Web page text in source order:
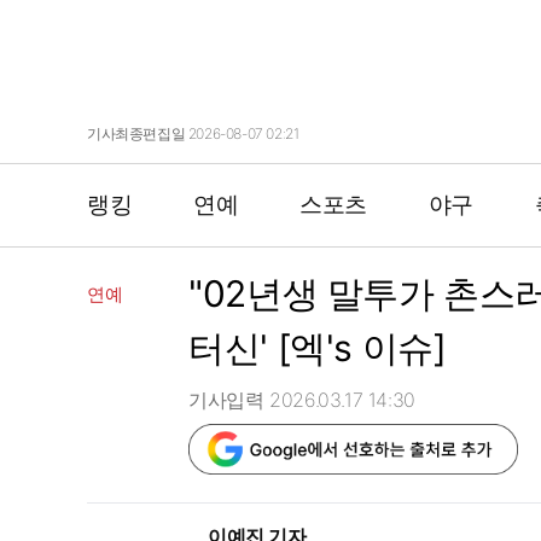
기사최종편집일 2026-08-07 02:21
랭킹 연예 스포츠 야구
연예
"02년생 말투가 촌스
터신' [엑's 이슈]
기사입력 2026.03.17 14:30
이예진 기자